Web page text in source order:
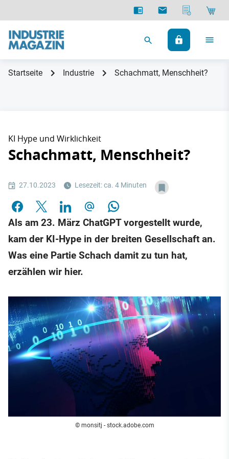
Startseite Industrie Schachmatt, Menschheit?
KI Hype und Wirklichkeit
Schachmatt, Menschheit?
27.10.2023 Lesezeit: ca. 4 Minuten
Als am 23. März ChatGPT vorgestellt wurde,
kam der KI-Hype in der breiten Gesellschaft an.
Was eine Partie Schach damit zu tun hat,
erzählen wir hier.
© monsitj - stock.adobe.com